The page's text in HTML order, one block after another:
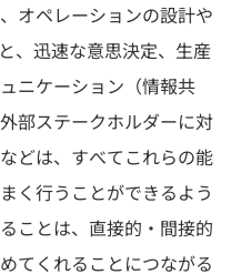
オペレーションの設計や
、迅速な意思決定、生産
ニケーション（情報共
部ステークホルダーに対
どは、すべてこれらの能
く行うことができるよう
ことは、直接的・間接的
てくれることにつながる